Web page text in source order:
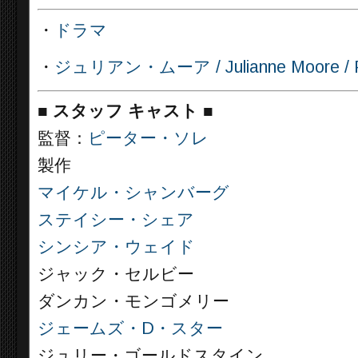
・
ドラマ
・ ジュリアン・ムーア / Julianne Moore /
■ スタッフ キャスト ■
監督： ピーター・ソレ
製作
マイケル・シャンバーグ
ステイシー・シェア
シンシア・ウェイド
ジャック・セルビー
ダンカン・モンゴメリー
ジェームズ・D・スター